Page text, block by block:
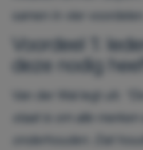
samen in vier voordelen.
Voordeel 1:
deze nodig heeft
Van der Wal legt uit:
staat is om alle
onderhouden. Dat